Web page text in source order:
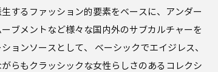
するファッション的要素をベースに、アンダー
ブメントなど様々な国内外のサブカルチャーを
ョンソースとして、 ベーシックでエイジレス、
らもクラッシックな女性らしさのあるコレクシ